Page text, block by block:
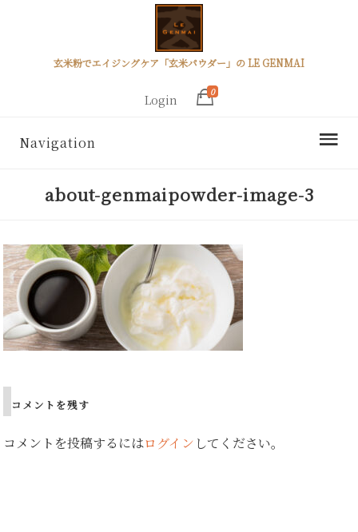
玄米粉でエイジングケア「玄米パウダー」の LE GENMAI
Login
0
Navigation
about-genmaipowder-image-3
コメントを残す
コメントを投稿するにはログイン してください。